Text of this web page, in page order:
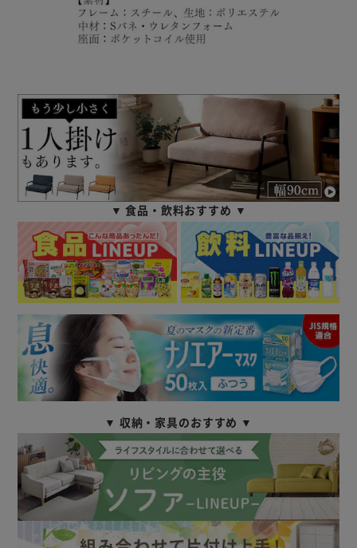
▼ 食品・飲料おすすめ ▼
▼ 収納・家具のおすすめ ▼